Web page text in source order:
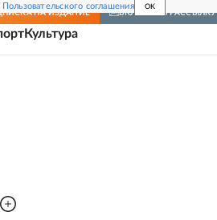
Пользовательского соглашения OK
НА ИЗДАНИЕ ВКЛЮЧИТЬ РАССЫЛКУ
Культура